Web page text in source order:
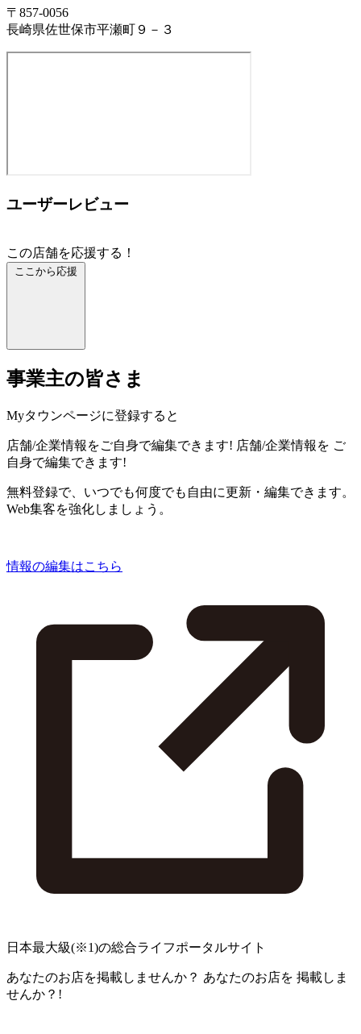
〒857-0056
長崎県佐世保市平瀬町９－３
ユーザーレビュー
この店舗を応援する！
ここから応援
事業主の皆さま
Myタウンページに登録すると
店舗/企業情報をご自身で編集できます! 店舗/企業情報を ご
自身で編集できます!
無料登録で、いつでも何度でも自由に更新・編集できます。
Web集客を強化しましょう。
情報の編集はこちら
日本最大級(※1)の総合ライフポータルサイト
あなたのお店を掲載しませんか？ あなたのお店を 掲載しま
せんか？!